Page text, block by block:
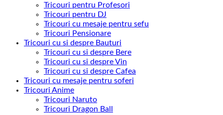
Tricouri pentru Profesori
Tricouri pentru DJ
Tricouri cu mesaje pentru sefu
Tricouri Pensionare
Tricouri cu si despre Bauturi
Tricouri cu si despre Bere
Tricouri cu si despre Vin
Tricouri cu si despre Cafea
Tricouri cu mesaje pentru soferi
Tricouri Anime
Tricouri Naruto
Tricouri Dragon Ball